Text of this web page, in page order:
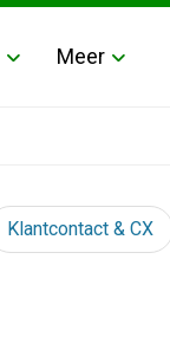
Meer
Klantcontact & CX